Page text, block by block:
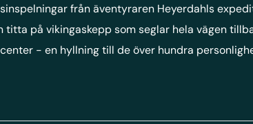
från äventyraren Heyerdahls
titta på vikingaskepp som seglar hela vägen
- en hyllning till de över hundra